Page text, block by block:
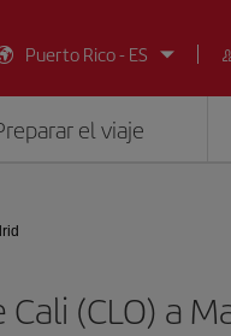
Puerto Rico - ES
el viaje
(CLO) a